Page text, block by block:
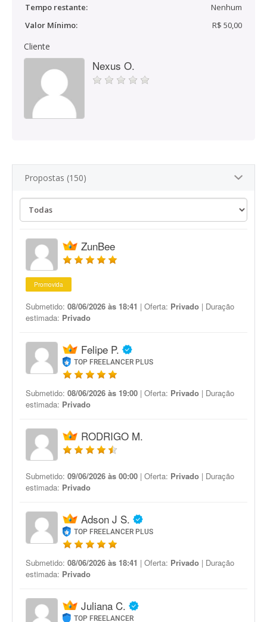
Tempo restante:
Nenhum
Valor Mínimo:
R$ 50,00
Cliente
Nexus O.
Propostas (150)
ZunBee
Promovida
Submetido: 08/06/2026 às 18:41 | Oferta: Privado | Duração
estimada: Privado
Felipe P.
TOP FREELANCER PLUS
Submetido: 08/06/2026 às 19:00 | Oferta: Privado | Duração
estimada: Privado
RODRIGO M.
Submetido: 09/06/2026 às 00:00 | Oferta: Privado | Duração
estimada: Privado
Adson J S.
TOP FREELANCER PLUS
Submetido: 08/06/2026 às 18:41 | Oferta: Privado | Duração
estimada: Privado
Juliana C.
TOP FREELANCER